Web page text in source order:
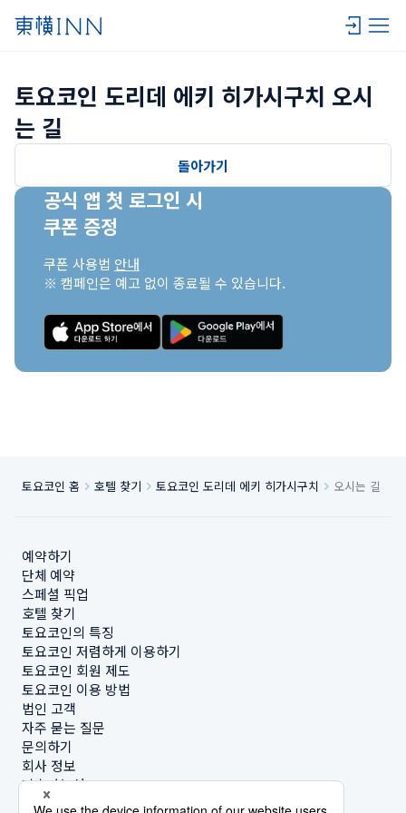
토요코인 도리데 에키 히가시구치 오시
는 길
돌아가기
공식 앱 첫 로그인 시
쿠폰 증정
쿠폰 사용법 안내
※ 캠페인은 예고 없이 종료될 수 있습니다.
토요코인 홈 호텔 찾기 토요코인 도리데 에키 히가시구치 오시는 길
예약하기
단체 예약
스페셜 픽업
호텔 찾기
토요코인의 특징
토요코인 저렴하게 이용하기
토요코인 회원 제도
토요코인 이용 방법
법인 고객
자주 묻는 질문
문의하기
회사 정보
지속가능성